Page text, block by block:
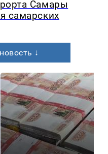
Самары
самарских
↓